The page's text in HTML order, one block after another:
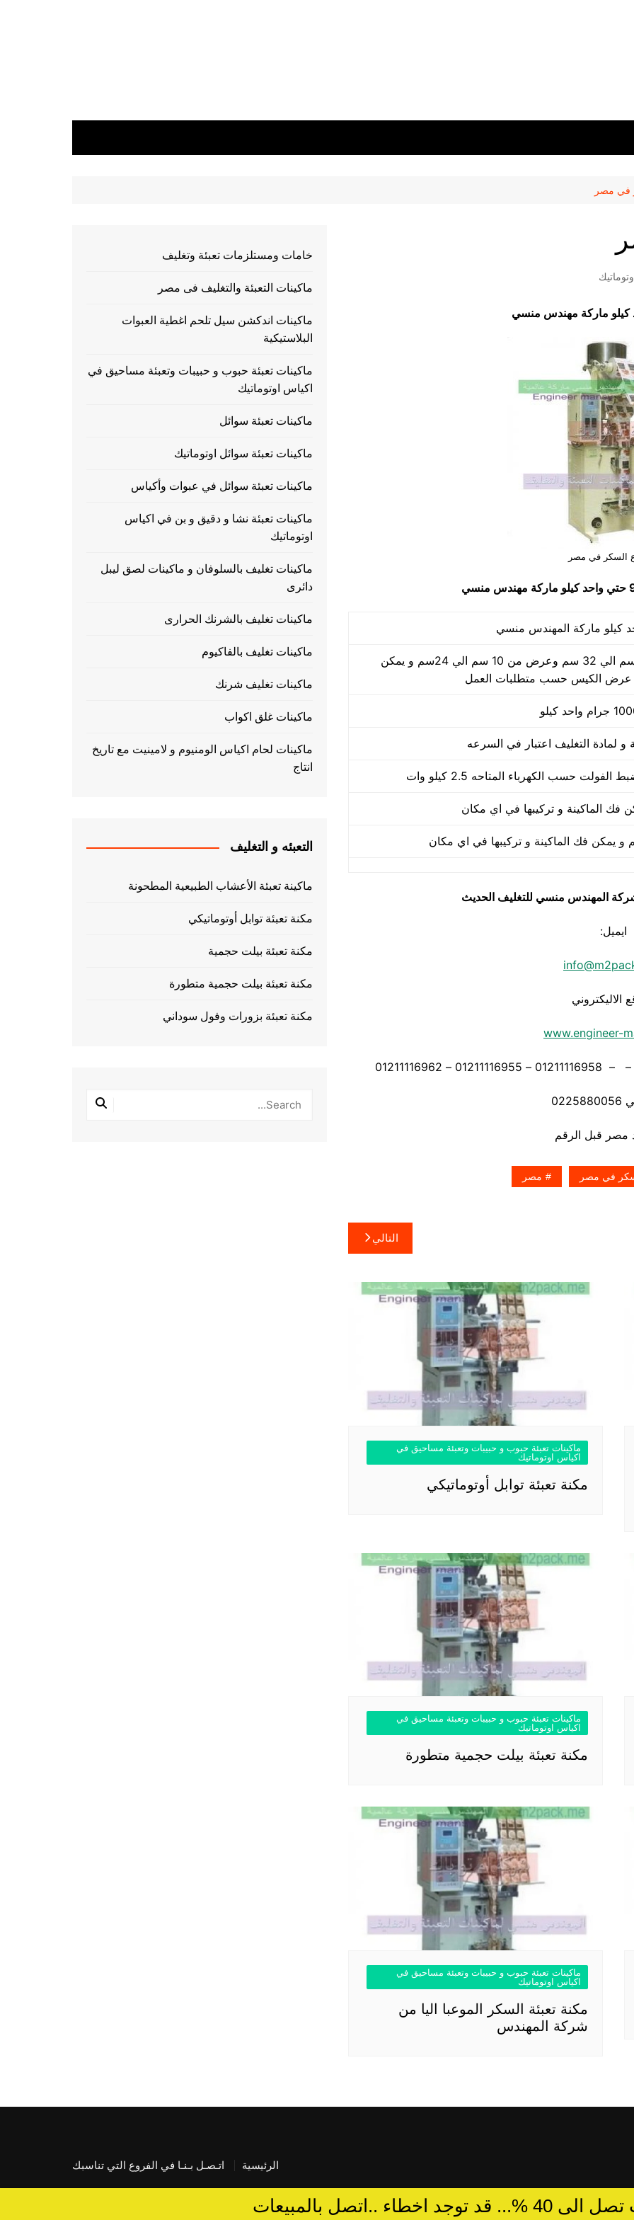
في مصر
السكر في مصر
طول الكيس من 10 سم الي 32 سم وعرض من 10 سم الي 24سم و يمكن
عرض الكيس حسب متطلبات العمل
شركة المهندس منسي للتغليف الحديث
ايميل:
الاليكتروني
www.engineer-
في مصر مصر
التالي
ماكينات تعبئة حبوب و حبيبات وتعبئة مساحيق في
اكياس اوتوماتيك
مكنة تعبئة توابل أوتوماتيكي
ماكينات تعبئة حبوب و حبيبات وتعبئة مساحيق في
اكياس اوتوماتيك
مكنة تعبئة بيلت حجمية متطورة
ماكينات تعبئة حبوب و حبيبات وتعبئة مساحيق في
اكياس اوتوماتيك
مكنة تعبئة السكر الموعبا اليا من
شركة المهندس
خامات ومستلزمات تعبئة وتغليف
ماكينات التعبئة والتغليف فى مصر
ماكينات اندكشن سيل تلحم اغطية العبوات
البلاستيكية
ماكينات تعبئة حبوب و حبيبات وتعبئة مساحيق في
اكياس اوتوماتيك
ماكينات تعبئة سوائل
ماكينات تعبئة سوائل اوتوماتيك
ماكينات تعبئة سوائل في عبوات وأكياس
ماكينات تعبئة نشا و دقيق و بن في اكياس
اوتوماتيك
ماكينات تغليف بالسلوفان و ماكينات لصق ليبل
دائرى
ماكينات تغليف بالشرنك الحرارى
ماكينات تغليف بالفاكيوم
ماكينات تغليف شرنك
ماكينات غلق اكواب
ماكينات لحام اكياس الومنيوم و لامينيت مع تاريخ
انتاج
التعبئه و التغليف
ماكينة تعبئة الأعشاب الطبيعية المطحونة
مكنة تعبئة توابل أوتوماتيكي
مكنة تعبئة بيلت حجمية
مكنة تعبئة بيلت حجمية متطورة
مكنة تعبئة بزورات وفول سوداني
الرئيسية اتـصـل بـنـا في الفروع التي تناسبك
اخطاء ..اتصل بالمبيعات